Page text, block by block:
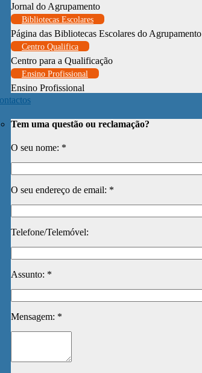
Jornal do Agrupamento
Bibliotecas Escolares
Página das Bibliotecas Escolares do Agrupamento
Centro Qualifica
Centro para a Qualificação
Ensino Profissional
Ensino Profissional
Tem uma questão ou reclamação?
O seu nome: *
O seu endereço de email: *
Telefone/Telemóvel:
Assunto: *
Mensagem: *